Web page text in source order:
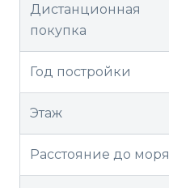
Дистанционная
покупка
Год постройки
Этаж
Расстояние до моря